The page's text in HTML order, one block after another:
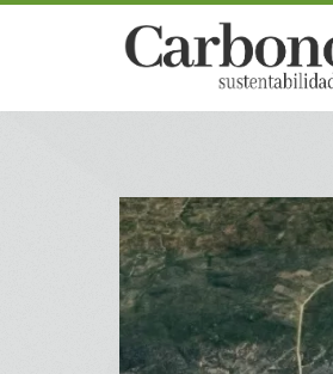
<span>7
de
dezembro